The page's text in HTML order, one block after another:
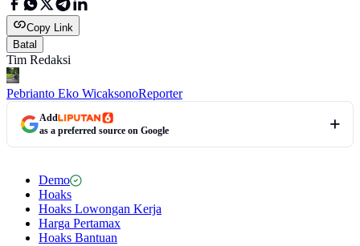
Copy Link
Batal
Tim Redaksi
Pebrianto Eko WicaksonoReporter
Add
as a preferred source on Google
Demo
Hoaks
Hoaks Lowongan Kerja
Harga Pertamax
Hoaks Bantuan